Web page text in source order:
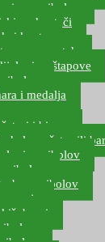
za ribolov
podmetači
i kante
– match
za štapove
i medalja
i bivvy
za šator ili
za ribolov
ribolov
za ribolov